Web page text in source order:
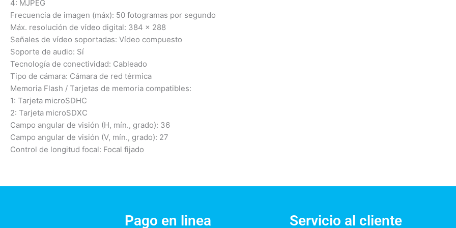
4: MJPEG
Frecuencia de imagen (máx): 50 fotogramas por segundo
Máx. resolución de vídeo digital: 384 x 288
Señales de vídeo soportadas: Vídeo compuesto
Soporte de audio: Sí
Tecnología de conectividad: Cableado
Tipo de cámara: Cámara de red térmica
Memoria Flash / Tarjetas de memoria compatibles:
1: Tarjeta microSDHC
2: Tarjeta microSDXC
Campo angular de visión (H, mín., grado): 36
Campo angular de visión (V, mín., grado): 27
Control de longitud focal: Focal fijado
Pago en linea Servicio al cliente